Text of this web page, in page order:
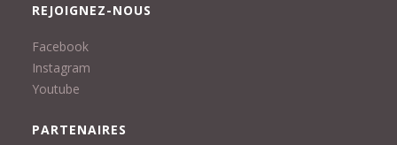
REJOIGNEZ-NOUS
Facebook
Instagram
Youtube
PARTENAIRES